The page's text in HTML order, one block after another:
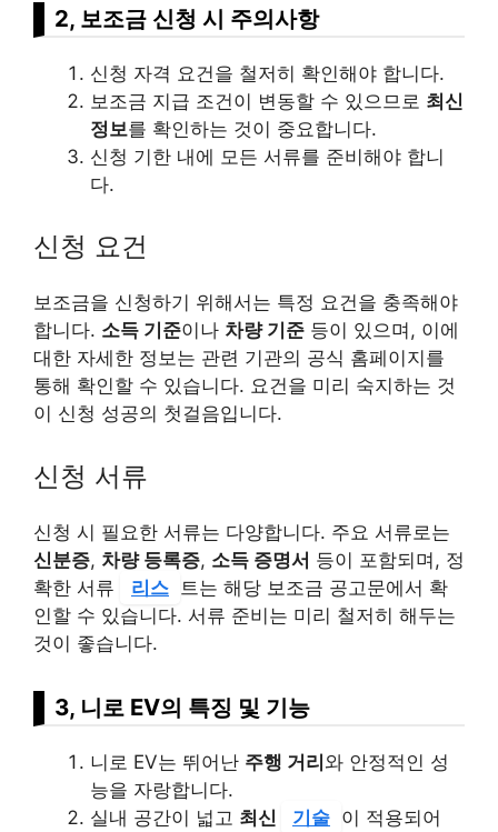
2, 보조금 신청 시 주의사항
신청 자격 요건을 철저히 확인해야 합니다.
보조금 지급 조건이 변동할 수 있으므로 최신
정보를 확인하는 것이 중요합니다.
신청 기한 내에 모든 서류를 준비해야 합니
다.
신청 요건
보조금을 신청하기 위해서는 특정 요건을 충족해야
합니다. 소득 기준이나 차량 기준 등이 있으며, 이에
대한 자세한 정보는 관련 기관의 공식 홈페이지를
통해 확인할 수 있습니다. 요건을 미리 숙지하는 것
이 신청 성공의 첫걸음입니다.
신청 서류
신청 시 필요한 서류는 다양합니다. 주요 서류로는
신분증, 차량 등록증, 소득 증명서 등이 포함되며, 정
확한 서류
리스
트는 해당 보조금 공고문에서 확
인할 수 있습니다. 서류 준비는 미리 철저히 해두는
것이 좋습니다.
3, 니로 EV의 특징 및 기능
니로 EV는 뛰어난 주행 거리와 안정적인 성
능을 자랑합니다.
실내 공간이 넓고 최신 기술 이 적용되어